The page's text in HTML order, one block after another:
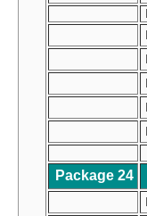
Package 24